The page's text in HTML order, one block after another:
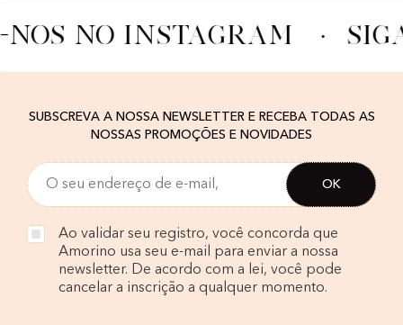
NO INSTAGRAM ·
SUBSCREVA A NOSSA NEWSLETTER E RECEBA TODAS AS
NOSSAS PROMOÇÕES E NOVIDADES
Ao validar seu registro, você concorda que
Amorino usa seu e-mail para enviar a nossa
newsletter. De acordo com a lei, você pode
cancelar a inscrição a qualquer momento.